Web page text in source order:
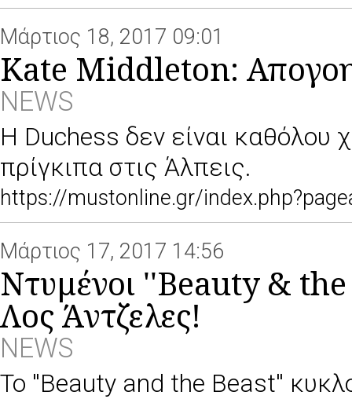
Μάρτιος 18, 2017 09:01
Kate Middleton:
NEWS
H Duchess δεν είναι καθόλου
πρίγκιπα στις Άλπεις.
https://mustonline.gr/
Μάρτιος 17, 2017 14:56
Ντυμένοι ''Beauty &
Λος Άντζελες!
NEWS
Το ''Beauty and the Beast''